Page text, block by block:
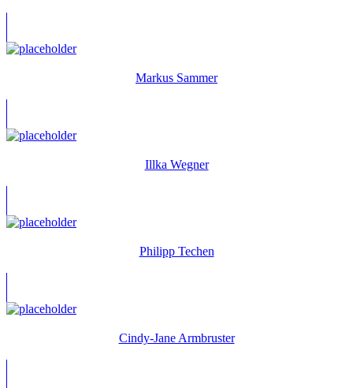
Markus Sammer
Illka Wegner
Philipp Techen
Cindy-Jane Armbruster